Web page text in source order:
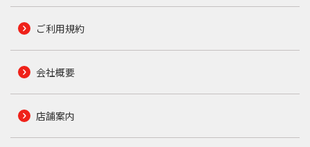
ご利用規約
会社概要
店舗案内